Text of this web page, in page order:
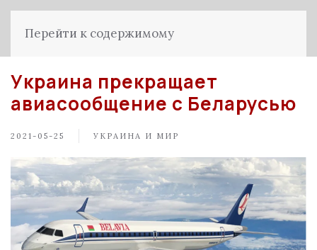
Перейти к содержимому
Украина прекращает
авиасообщение с Беларусью
2021-05-25 УКРАИНА И МИР